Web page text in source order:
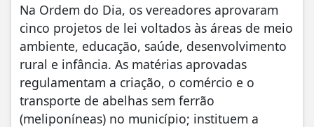
Na Ordem do Dia, os vereadores aprovaram
cinco projetos de lei voltados às áreas de meio
ambiente, educação, saúde, desenvolvimento
rural e infância. As matérias aprovadas
regulamentam a criação, o comércio e o
transporte de abelhas sem ferrão
(meliponíneas) no município; instituem a